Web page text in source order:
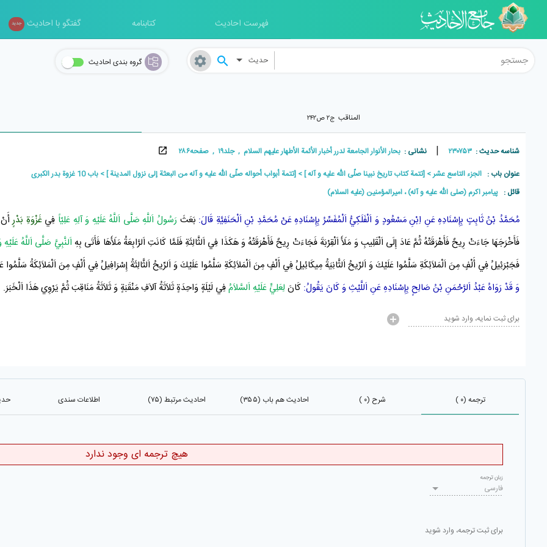
فهرست احادیث کتابنامه گفتگو با احادیث جدید
حدیث گروه بندی احادیث
المناقب ج۲ ص۲۴۲
شناسه حدیث : ۲۳۰۷۵۳ | نشانی : بحار الأنوار الجامعة لدرر أخبار الأئمة الأطهار علیهم السلام , جلد۱۹ , صفحه۲۸۶
عنوان باب : الجزء التاسع عشر [تتمة كتاب تاريخ نبينا صلّى اللّه عليه و آله ] [تتمة أبواب أحواله صلّى اللّه عليه و آله من البعثة إلى نزول المدينة ]
باب 10 غزوة بدر الكبرى
قائل : پيامبر اکرم (صلی الله علیه و آله) ، امیرالمؤمنین (علیه السلام)
مُحَمَّدُ بْنُ ثَابِتٍ بِإِسْنَادِهِ عَنِ اِبْنِ مَسْعُودٍ وَ اَلْفَلَكِيُّ اَلْمُفَسِّرُ بِإِسْنَادِهِ عَنْ مُحَمَّدِ بْنِ اَلْحَنَفِيَّةِ قَالَ: بَعَثَ رَسُولُ اَللَّهِ صَلَّى اَللَّهُ عَلَيْهِ وَ آلِهِعَلِيّاً فِيغَزْوَةِ بَدْرٍأَنْ
فَأَخْرَجَهَا جَاءَتْ رِيحٌ فَأَهْرَقَتْهُ ثُمَّ عَادَ إِلَى اَلْقَلِيبِ وَ مَلَأَ اَلْقِرْبَةَ فَجَاءَتْ رِيحٌ فَأَهْرَقَتْهُ وَ هَكَذَا فِي اَلثَّالِثَةِ فَلَمَّا كَانَتِ اَلرَّابِعَةُ مَلَأَهَا فَأَتَى بِهِ اَلنَّبِيَّ صَلَّى اَللَّهُ عَلَيْهِ
فَجَبْرَئِيلُفِي أَلْفٍ مِنَ اَلْمَلاَئِكَةِ سَلَّمُوا عَلَيْكَ وَ اَلرِّيحُ اَلثَّانِيَةُ مِيكَائِيلُفِي أَلْفٍ مِنَ اَلْمَلاَئِكَةِ سَلَّمُوا عَلَيْكَ وَ اَلرِّيحُ اَلثَّالِثَةُ إِسْرَافِيلُفِي أَلْفٍ مِنَ اَلْمَلاَئِكَةُ سَلَّمُوا
وَ قَدْ رَوَاهُعَبْدُ اَلرَّحْمَنِ بْنُ صَالِحٍ بِإِسْنَادِهِ عَنِ اَللَّيْثِوَ كَانَ يَقُولُ: كَانَ لِعَلِيٍّ عَلَيْهِ اَلسَّلاَمُفِي لَيْلَةٍ وَاحِدَةٍ ثَلاَثَةُ آلاَفِ مَنْقَبَةٍ وَ ثَلاَثَةُ مَنَاقِبَ ثُمَّ يَرْوِي هَذَا اَلْخَبَرَ.
برای ثبت نمایه، وارد شوید
ترجمه (۰ ) شرح (۰ ) احادیث هم باب (۳۵۵) احادیث مرتبط (۷۵) اطلاعات سندی
هیچ ترجمه ای وجود ندارد
فارسی
زبان ترجمه
برای ثبت ترجمه، وارد شوید